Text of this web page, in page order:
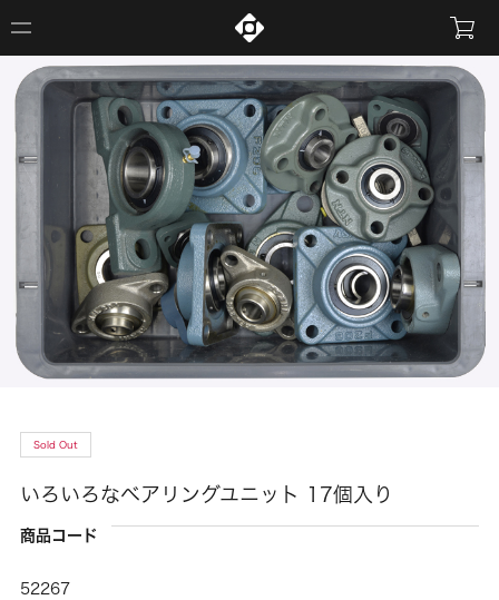
Sold Out
いろいろなベアリングユニット 17個入り
商品コード
52267